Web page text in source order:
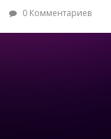
0 Комментариев